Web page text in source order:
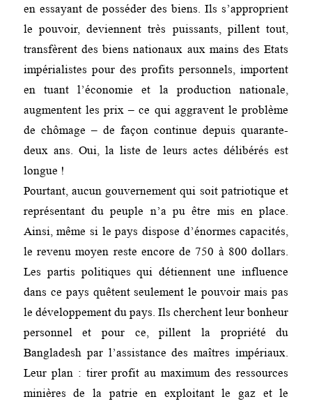
en essayant de posséder des biens. Ils s’approprient
le pouvoir, deviennent très puissants, pillent tout,
transfèrent des biens nationaux aux mains des Etats
impérialistes pour des profits personnels, importent
en tuant l’économie et la production nationale,
augmentent les prix – ce qui aggravent le problème
de chômage – de façon continue depuis quarante-
deux ans. Oui, la liste de leurs actes délibérés est
longue !
Pourtant, aucun gouvernement qui soit patriotique et
représentant du peuple n’a pu être mis en place.
Ainsi, même si le pays dispose d’énormes capacités,
le revenu moyen reste encore de 750 à 800 dollars.
Les partis politiques qui détiennent une influence
dans ce pays quêtent seulement le pouvoir mais pas
le développement du pays. Ils cherchent leur bonheur
personnel et pour ce, pillent la propriété du
Bangladesh par l’assistance des maîtres impériaux.
Leur plan : tirer profit au maximum des ressources
minières de la patrie en exploitant le gaz et le